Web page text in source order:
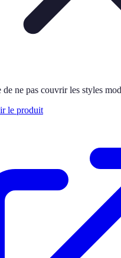
de ne pas couvrir les styles
le produit